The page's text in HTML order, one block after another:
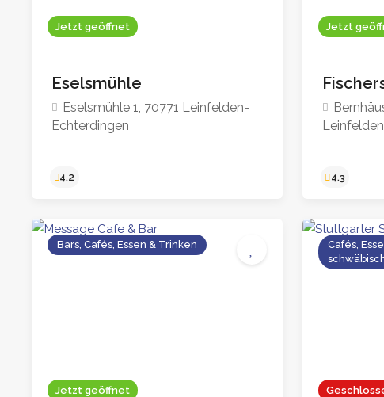
Jetzt geöffnet
Eselsmühle
Eselsmühle 1, 70771 Leinfelden-
Echterdingen
4.2
Jetzt
4.3
Jetzt geöffnet
Bars, Cafés, Essen & Trinken
Cafés,